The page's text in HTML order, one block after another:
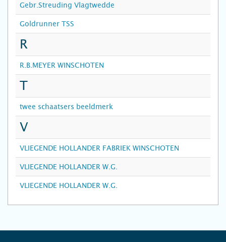
Gebr.Streuding Vlagtwedde
Goldrunner TSS
R
R.B.MEYER WINSCHOTEN
T
twee schaatsers beeldmerk
V
VLIEGENDE HOLLANDER FABRIEK WINSCHOTEN
VLIEGENDE HOLLANDER W.G.
VLIEGENDE HOLLANDER W.G.